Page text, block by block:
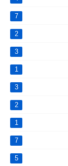
7
2
3
1
3
2
1
7
5